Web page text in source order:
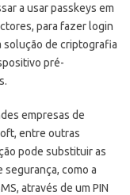
a usar passkeys em
para fazer login
solução de criptografia
pré-
empresas de
entre outras
pode substituir as
como a
através de um PIN